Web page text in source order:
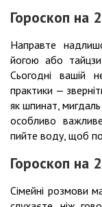
Гороскоп на
Направте
йогою або
Сьогодні вашій
практики —
як шпинат,
особливо
пийте воду, щоб
Гороскоп на
Сімейні розмови